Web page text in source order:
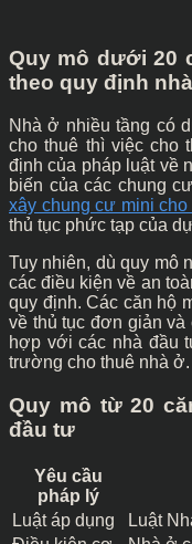
Quy mô dưới 20
theo quy định
Nhà ở nhiều tầng có
cho thuê thì việc cho
định của pháp luật về
biến của các chung
xây chung cư mini cho
thủ tục phức tạp của
Tuy nhiên, dù quy mô
các điều kiện về an
quy định. Các căn hộ
về thủ tục đơn giản
hợp với các nhà đầu
trường cho thuê nhà ở.
Quy mô từ 20
đầu tư
Yêu cầu
pháp lý
Luật áp dụng
Luật